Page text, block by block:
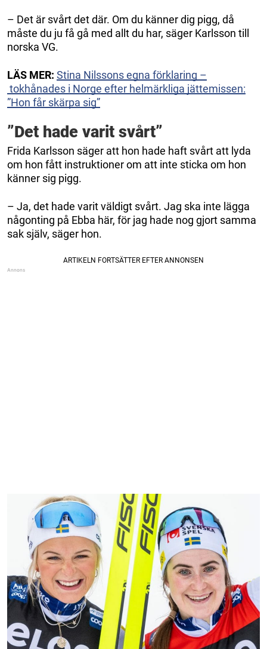
– Det är svårt det där. Om du känner dig pigg, då
måste du ju få gå med allt du har, säger Karlsson till
norska VG.
LÄS MER: Stina Nilssons egna förklaring –
tokhånades i Norge efter helmärkliga jättemissen:
”Hon får skärpa sig”
”Det hade varit svårt”
Frida Karlsson säger att hon hade haft svårt att lyda
om hon fått instruktioner om att inte sticka om hon
känner sig pigg.
– Ja, det hade varit väldigt svårt. Jag ska inte lägga
någonting på Ebba här, för jag hade nog gjort samma
sak själv, säger hon.